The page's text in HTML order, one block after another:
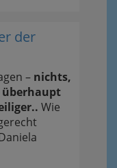
der
– nichts,
überhaupt
Wie